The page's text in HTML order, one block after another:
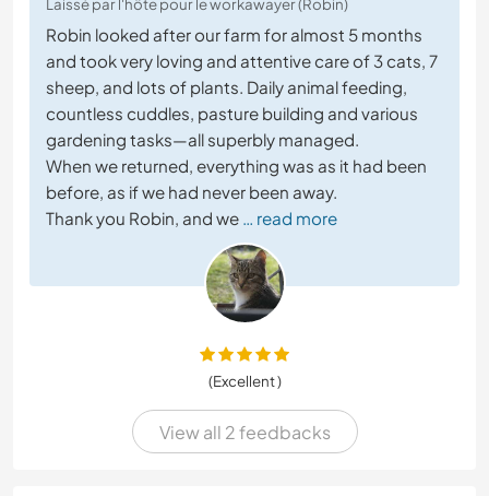
Laissé par l'hôte pour le workawayer (Robin)
Robin looked after our farm for almost 5 months
and took very loving and attentive care of 3 cats, 7
sheep, and lots of plants. Daily animal feeding,
countless cuddles, pasture building and various
gardening tasks—all superbly managed.
When we returned, everything was as it had been
before, as if we had never been away.
Thank you Robin, and we … read more
(Excellent )
View all 2 feedbacks